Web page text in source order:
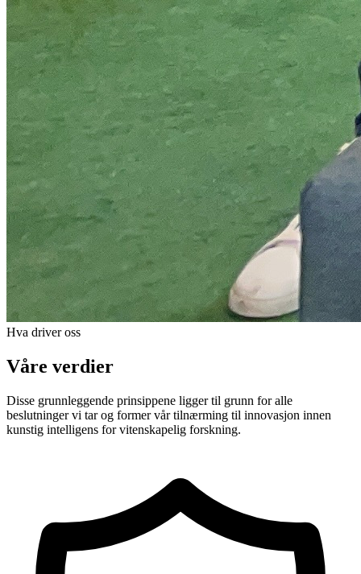
Hva driver oss
Våre verdier
Disse grunnleggende prinsippene ligger til grunn for alle
beslutninger vi tar og former vår tilnærming til innovasjon innen
kunstig intelligens for vitenskapelig forskning.